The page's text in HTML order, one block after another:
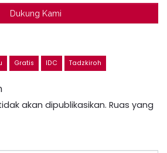
Dukung Kami
Gratis IDC Tadzkiroh
akan dipublikasikan. Ruas yang